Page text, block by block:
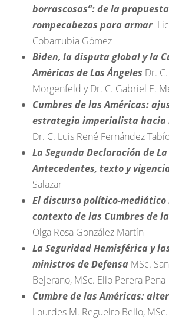
borrascosas”: de la
rompecabezas para armar
Cobarrubia Gómez
Biden, la disputa global y la
Américas de Los Ángeles Dr.
Morgenfeld y Dr. C. Gabriel E.
Cumbres de las Américas:
estrategia imperialista hacia
Dr. C. Luis René Fernández
La Segunda Declaración de
Antecedentes, texto y
Salazar
El discurso político-mediático
contexto de las Cumbres de
Olga Rosa González Martín
La Seguridad Hemisférica y
ministros de Defensa MSc.
Bejerano, MSc. Elio Perera Pena
Cumbre de las Américas: alter
Lourdes M. Regueiro Bello,